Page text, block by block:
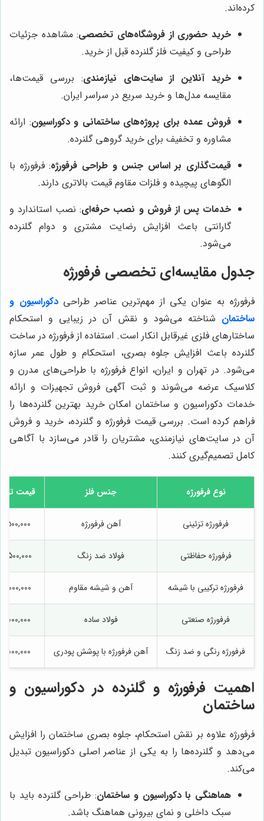
کرده‌اند.
خرید حضوری از فروشگاه‌های تخصصی: مشاهده جزئیات
طراحی و کیفیت فلز گلنرده قبل از خرید.
خرید آنلاین از سایت‌های نیازمندی: بررسی قیمت‌ها،
مقایسه مدل‌ها و خرید سریع در سراسر ایران.
فروش عمده برای پروژه‌های ساختمانی و دکوراسیون: ارائه
مشاوره و تخفیف برای خرید گروهی گلنرده.
قیمت‌گذاری بر اساس جنس و طراحی فرفورژه: فرفورژه با
الگوهای پیچیده و فلزات مقاوم قیمت بالاتری دارند.
خدمات پس از فروش و نصب حرفه‌ای: نصب استاندارد و
گارانتی باعث افزایش رضایت مشتری و دوام گلنرده
می‌شود.
جدول مقایسه‌ای تخصصی فرفورژه
فرفورژه به عنوان یکی از مهم‌ترین عناصر طراحیدکوراسیون و
ساختمان شناخته می‌شود و نقش آن در زیبایی و استحکام
ساختارهای فلزی غیرقابل انکار است. استفاده از فرفورژه در ساخت
گلنرده باعث افزایش جلوه بصری، استحکام و طول عمر سازه
می‌شود. در تهران و ایران، انواع فرفورژه با طراحی‌های مدرن و
کلاسیک عرضه می‌شوند و ثبت آگهی فروش تجهیزات و ارائه
خدمات دکوراسیون و ساختمان امکان خرید بهترین گلنرده‌ها را
فراهم کرده است. بررسی قیمت فرفورژه و گلنرده، خرید و فروش
آن در سایت‌های نیازمندی، مشتریان را قادر می‌سازد با آگاهی
کامل تصمیم‌گیری کنند.
نوع فرفورژه جنس فلز قیمت
فرفورژه تزئینی آهن فرفورژه 2,500,000 - 8,000,000
فرفورژه حفاظتی فولاد ضد زنگ 3,500,000 - 10,000,000
فرفورژه ترکیبی با شیشه آهن و شیشه مقاوم 4,000,000 - 12,000,000
فرفورژه صنعتی فولاد ساده 2,000,000 - 6,500,000
فرفورژه رنگی و ضد زنگ آهن فرفورژه با پوشش پودری 3,000,000 - 9,000,000
اهمیت فرفورژه و گلنرده در دکوراسیون و
ساختمان
فرفورژه علاوه بر نقش استحکام، جلوه بصری ساختمان را افزایش
می‌دهد و گلنرده‌ها را به یکی از عناصر اصلی دکوراسیون تبدیل
می‌کند.
هماهنگی با دکوراسیون و ساختمان: طراحی گلنرده باید با
سبک داخلی و نمای بیرونی هماهنگ باشد.